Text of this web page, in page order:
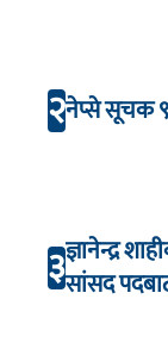
२नेप्से सूचक ९
३ज्ञानेन्द्र
सांसद